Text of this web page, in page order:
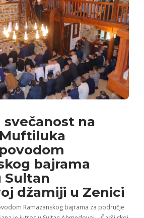
svečanost na
bajrama
Sultan
džamiji u Zenici
Ramazanskog bajrama za područje